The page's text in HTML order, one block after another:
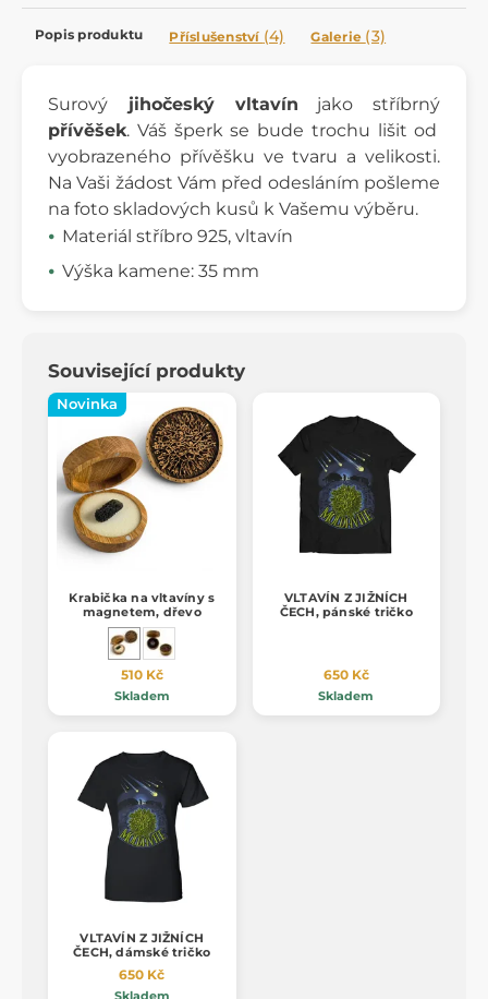
Popis produktu Příslušenství (4) Galerie (3)
Surový jihočeský vltavín jako stříbrný
přívěšek. Váš šperk se bude trochu lišit od
vyobrazeného přívěšku ve tvaru a velikosti.
Na Vaši žádost Vám před odesláním pošleme
na foto skladových kusů k Vašemu výběru.
Materiál stříbro 925, vltavín
Výška kamene: 35 mm
Související produkty
Novinka
Krabička na vltavíny s
magnetem, dřevo
510 Kč
Skladem
VLTAVÍN Z JIŽNÍCH
ČECH, pánské tričko
650 Kč
Skladem
VLTAVÍN Z JIŽNÍCH
ČECH, dámské tričko
650 Kč
Skladem